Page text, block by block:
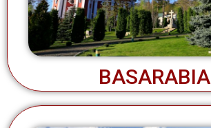
BASARABIA